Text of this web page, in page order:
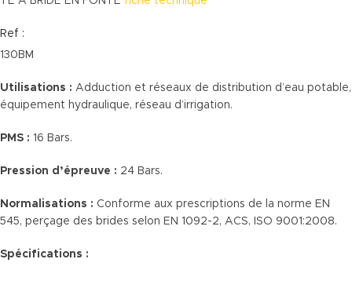
Ref :
130BM
Utilisations : Adduction et réseaux de distribution d’eau potable,
équipement hydraulique, réseau d’irrigation.
PMS : 16 Bars.
Pression d’épreuve : 24 Bars.
Normalisations : Conforme aux prescriptions de la norme EN
545, perçage des brides selon EN 1092-2, ACS, ISO 9001:2008.
Spécifications :